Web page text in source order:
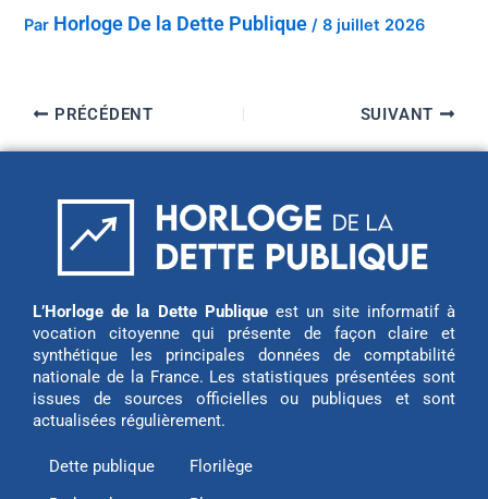
Par Horloge De la Dette Publique /8 juillet 2026
PRÉCÉDENT SUIVANT
L’Horloge de la Dette Publiqueest un site informatif à
vocation citoyenne qui présente de façon claire et
synthétique les principales données de comptabilité
nationale de la France. Les statistiques présentées sont
issues de sources officielles ou publiques et sont
actualisées régulièrement.
Dette publique
Florilège